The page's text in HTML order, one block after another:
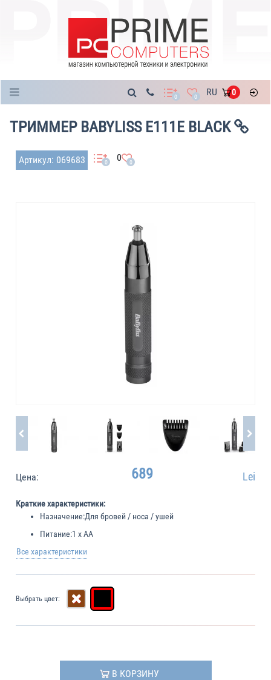
0 0 RU 0
ТРИММЕР BABYLISS E111E BLACK
Артикул: 069683 0 0 0
Цена: 689 Lei
Краткие характеристики:
Назначение:Для бровей / носа / ушей
Питание:1 x AA
Все характеристики
Выбрать цвет:
В КОРЗИНУ